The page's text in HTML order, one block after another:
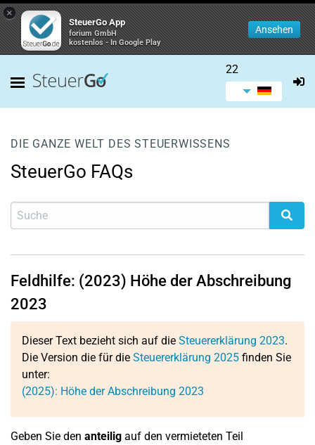
×
SteuerGo App
forium GmbH
kostenlos - In Google Play
Ansehen
22
DIE GANZE WELT DES STEUERWISSENS
SteuerGo FAQs
Feldhilfe: (2023) Höhe der Abschreibung
2023
Dieser Text bezieht sich auf die Steuererklärung 2023.
Die Version die für die Steuererklärung 2025 finden Sie
unter:
(2025): Höhe der Abschreibung 2023
Geben Sie den anteilig auf den vermieteten Teil